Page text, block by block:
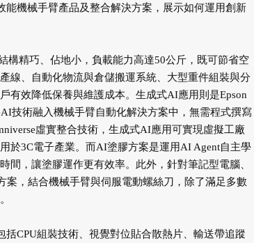
機械手臂產品及整合解決方案，展示如何運用創新
構精巧、佔地小，負載能力高達50公斤，既可節省空
線、自動化物流與倉儲搬運系統、大型重件組裝與分
有效降低保養與維護成本。生成式AI應用則是Epson
技術融入機械手臂自動化解決方案中，無需程式撰寫
虛實整合技術，生成式AI應用可實現虛擬工廠
於3C電子產業。而AI塗膠方案是運用AI Agent自主學
，讓塗膠運作更有效率。此外，針對筆記型電腦、
，結合機械手臂與伺服電動螺絲刀，除了滿足多數
CPU組裝技術、視覺對位貼合散熱片、輸送帶追蹤